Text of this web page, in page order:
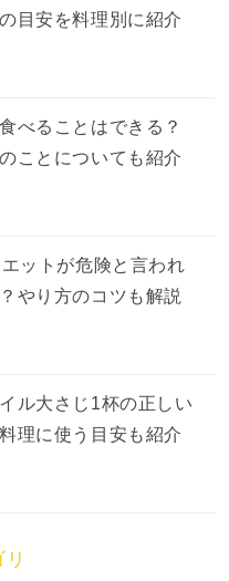
目安を料理別に紹介
べることはできる？
ことについても紹介
ットが危険と言われ
やり方のコツも解説
ル大さじ1杯の正しい
理に使う目安も紹介